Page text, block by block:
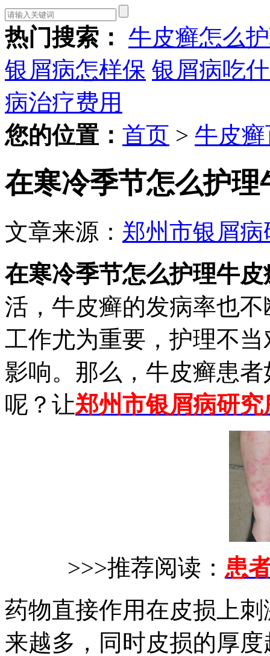
热门搜索： 牛皮癣怎么
银屑病怎样保 银屑病吃
病治疗费用
您的位置： 首页 > 牛皮
在寒冷季节怎么护理
文章来源： 郑州市银屑病
在寒冷季节怎么护理牛
活，牛皮癣的发病率也
工作尤为重要，护理不
影响。那么，牛皮癣患
呢？让郑州市银屑病研究
>>>推荐阅读： 患
药物直接作用在皮损上
来越多，同时皮损的厚